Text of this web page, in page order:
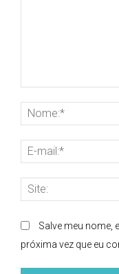
Salve meu nome,
próxima vez que eu